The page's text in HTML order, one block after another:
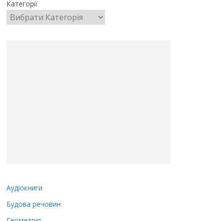
Категорії
Аудіокниги
Будова речовин